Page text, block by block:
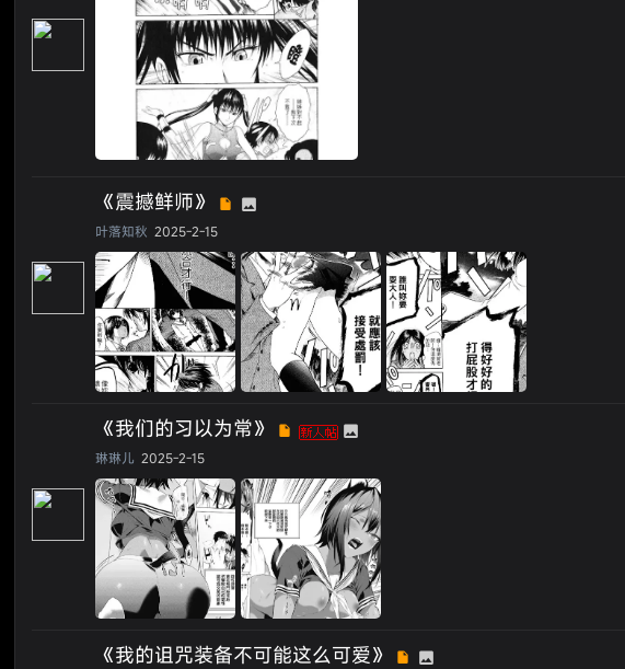
《震撼鲜师》
叶落知秋 2025-2-15
《我们的习以为常》
琳琳儿 2025-2-15
《我的诅咒装备不可能这么可爱》